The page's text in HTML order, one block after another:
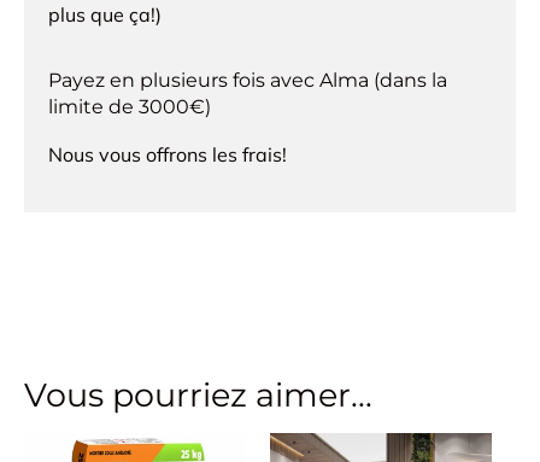
plus que ça!)
Payez en plusieurs fois avec Alma (dans la
limite de 3000€)
Nous vous offrons les frais!
Vous pourriez aimer...